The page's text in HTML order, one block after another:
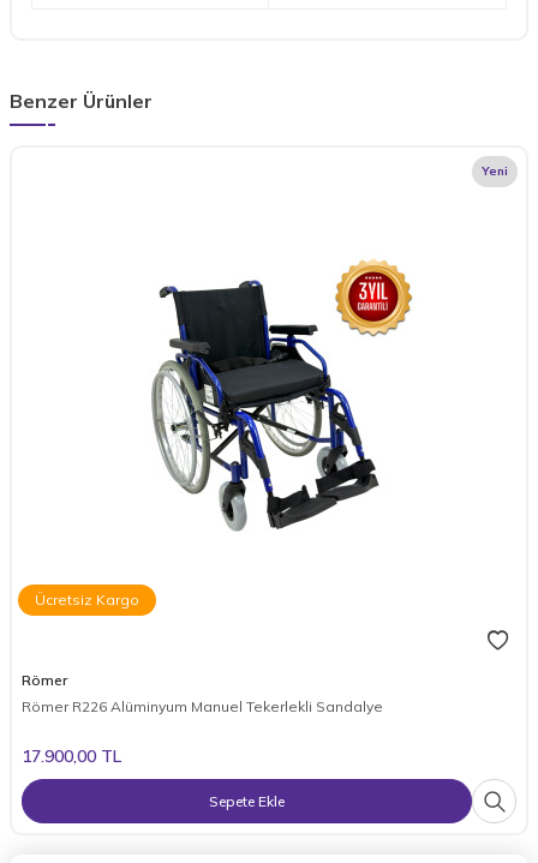
Benzer Ürünler
Yeni
Ücretsiz Kargo
Römer
Römer R226 Alüminyum Manuel Tekerlekli Sandalye
17.900,00 TL
Sepete Ekle